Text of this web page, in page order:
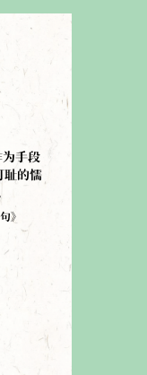
为手段
耻的懦
》